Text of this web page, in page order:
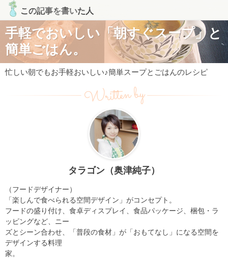
この記事を書いた人
手軽でおいしい「朝すぐスープ」と
簡単ごはん。
忙しい朝でもお手軽おいしい♪簡単スープとごはんのレシピ
Written by
タラゴン（奥津純子）
（フードデザイナー）
「楽しんで食べられる空間デザイン」がコンセプト。
フードの盛り付け、食卓ディスプレイ、食品パッケージ、梱包・ラ
ッピングなど、ニー
ズとシーン合わせ、「普段の食材」が「おもてなし」になる空間を
デザインする料理
家。